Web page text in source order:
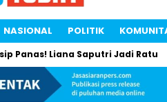
NASIONAL POLITIK
Liana Saputri Jadi Ratu